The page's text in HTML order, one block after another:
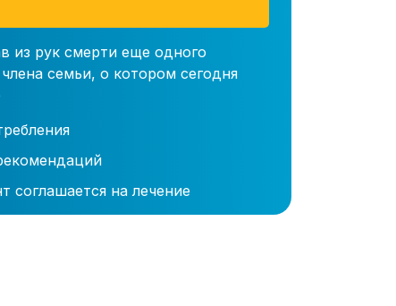
из рук смерти еще одного
семьи, о котором сегодня
соглашается на лечение